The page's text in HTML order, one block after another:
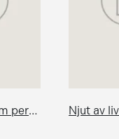
Stora boken om perenner